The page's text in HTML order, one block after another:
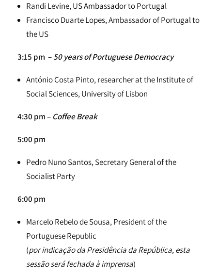
Randi Levine, US Ambassador to Portugal
Francisco Duarte Lopes, Ambassador of Portugal to
the US
3:15 pm –50 years of Portuguese Democracy
António Costa Pinto, researcher at the Institute of
Social Sciences, University of Lisbon
4:30 pm – Coffee Break
5:00 pm
Pedro Nuno Santos, Secretary General of the
Socialist Party
6:00 pm
Marcelo Rebelo de Sousa, President of the
Portuguese Republic
(por indicação da Presidência da República, esta
sessão será fechada à imprensa)